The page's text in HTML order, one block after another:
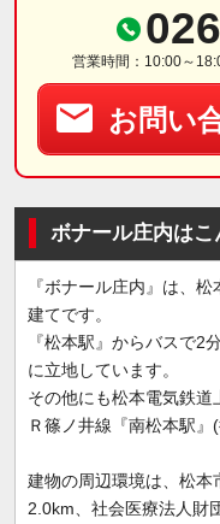
営業時間：10:00～
お問い
ボナール庄内はこ
『ボナール庄内』は、
建てです。
『松本駅』からバスで2
に立地しています。
その他にも松本電気鉄道
Ｒ篠ノ井線『南松本駅』
建物の周辺環境は、松本
2.0km、社会医療法人財